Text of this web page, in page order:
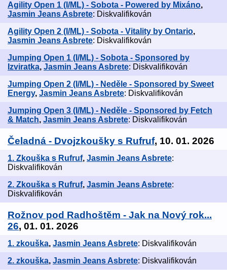
Agility Open 1 (I/ML) - Sobota - Powered by Mixáno,
Jasmin Jeans Asbrete: Diskvalifikován
Agility Open 2 (I/ML) - Sobota - Vitality by Ontario,
Jasmin Jeans Asbrete: Diskvalifikován
Jumping Open 1 (I/ML) - Sobota - Sponsored by
Izviratka, Jasmin Jeans Asbrete: Diskvalifikován
Jumping Open 2 (I/ML) - Neděle - Sponsored by Sweet
Energy, Jasmin Jeans Asbrete: Diskvalifikován
Jumping Open 3 (I/ML) - Neděle - Sponsored by Fetch
& Match, Jasmin Jeans Asbrete: Diskvalifikován
Čeladná - Dvojzkoušky s Rufruf, 10. 01. 2026
1. Zkouška s Rufruf, Jasmin Jeans Asbrete:
Diskvalifikován
2. Zkouška s Rufruf, Jasmin Jeans Asbrete:
Diskvalifikován
Rožnov pod Radhoštěm - Jak na Nový rok...
26, 01. 01. 2026
1. zkouška, Jasmin Jeans Asbrete: Diskvalifikován
2. zkouška, Jasmin Jeans Asbrete: Diskvalifikován